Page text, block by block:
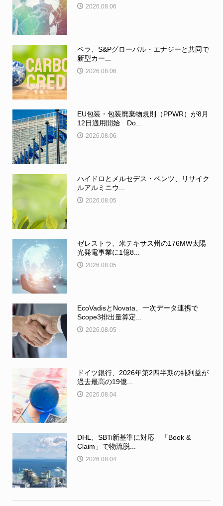
2026.08.06
ベラ、S&Pグローバル・エナジーと共同で
新型カー...
2026.08.06
EU包装・包装廃棄物規則（PPWR）が8月
12日適用開始 Do...
2026.08.06
ハイドロとメルセデス・ベンツ、リサイク
ルアルミニウ...
2026.08.05
ゼレストラ、米テキサス州の176MW太陽
光発電事業に1億8...
2026.08.05
EcoVadisとNovata、一次データ連携で
Scope3排出量算定...
2026.08.05
ドイツ銀行、2026年第2四半期の純利益が
過去最高の19億...
2026.08.04
DHL、SBTi新基準に対応 「Book &
Claim」で物流脱...
2026.08.04